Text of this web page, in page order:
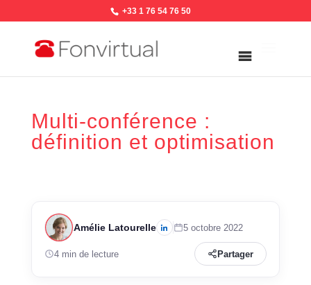
+33 1 76 54 76 50
Multi-conférence :
définition et optimisation
Amélie Latourelle 5 octobre 2022
4 min de lecture Partager